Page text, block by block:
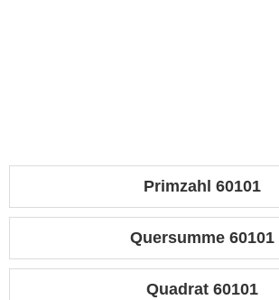
Primzahl 60101
Quersumme 60101
Quadrat 60101